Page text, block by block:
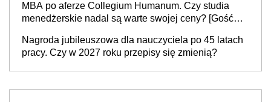
MBA po aferze Collegium Humanum. Czy studia
menedżerskie nadal są warte swojej ceny? [Gość
Nagroda jubileuszowa dla nauczyciela po 45 latach
pracy. Czy w 2027 roku przepisy się zmienią?